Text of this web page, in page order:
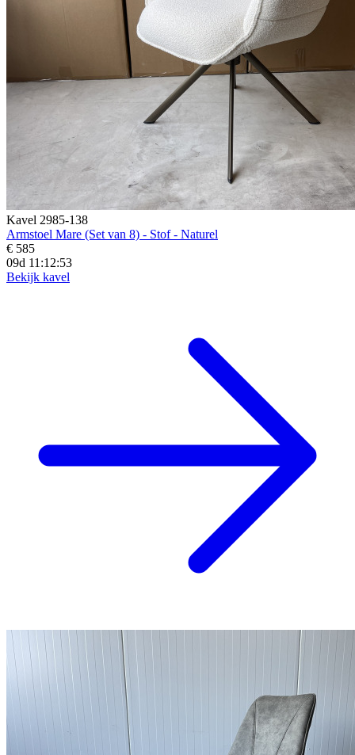
Kavel 2985-138
Armstoel Mare (Set van 8) - Stof - Naturel
€ 585
09d 11:12:52
Bekijk kavel